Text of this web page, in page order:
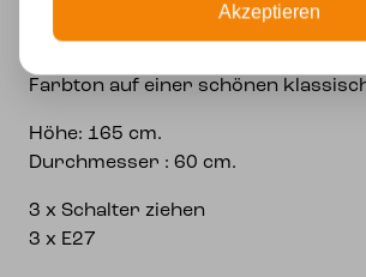
Stehlampe mit Tiffanys berühmtem
Farbton auf einer schönen
Höhe: 165 cm.
Durchmesser : 60 cm.
3 x Schalter ziehen
3 x E27
Akzeptieren